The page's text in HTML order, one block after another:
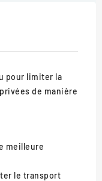
pour limiter la
de manière
meilleure
le transport